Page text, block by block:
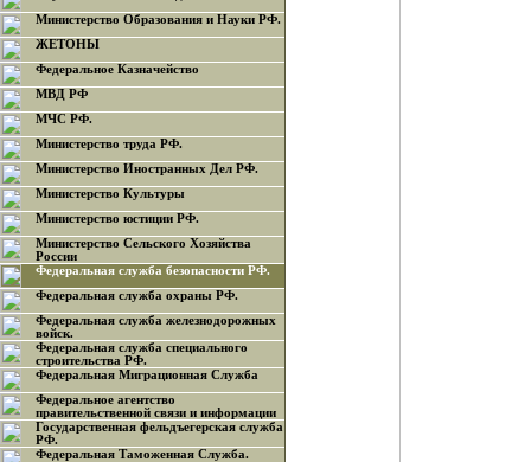
Министерство Образования и Науки РФ.
ЖЕТОНЫ
Федеральное Казначейство
МВД РФ
МЧС РФ.
Министерство труда РФ.
Министерство Иностранных Дел РФ.
Министерство Культуры
Министерство юстиции РФ.
Министерство Сельского Хозяйства
России
Федеральная служба безопасности РФ.
Федеральная служба охраны РФ.
Федеральная служба железнодорожных
войск.
Федеральная служба специального
строительства РФ.
Федеральная Миграционная Служба
Федеральное агентство
правительственной связи и информации
Государственная фельдъегерская служба
РФ.
Федеральная Таможенная Служба.